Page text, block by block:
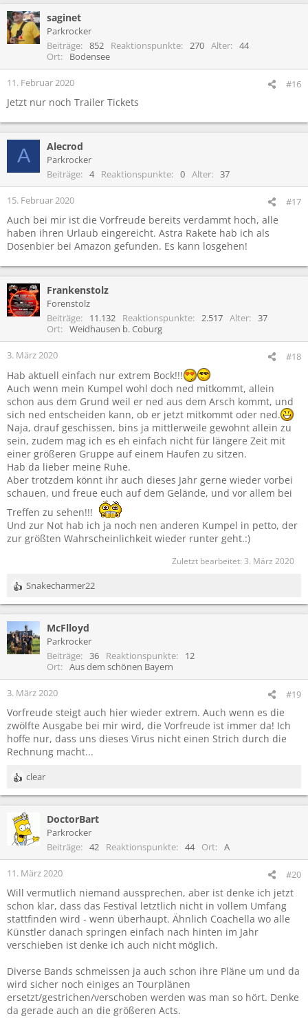
saginet
Parkrocker
Beiträge
852 Reaktionspunkte 270 Alter
44
Ort
Bodensee
11. Februar 2020 #16
Jetzt nur noch Trailer Tickets
A Alecrod
Parkrocker
Beiträge
4 Reaktionspunkte 0 Alter 37
15. Februar 2020 #17
Auch bei mir ist die Vorfreude bereits verdammt hoch, alle
haben ihren Urlaub eingereicht. Astra Rakete hab ich als
Dosenbier bei Amazon gefunden. Es kann losgehen!
Frankenstolz
Forenstolz
Beiträge
11.132 Reaktionspunkte 2.517 Alter
37
Ort
Weidhausen b. Coburg
3. März 2020 #18
Hab aktuell einfach nur extrem Bock!!!
Auch wenn mein Kumpel wohl doch ned mitkommt, allein
schon aus dem Grund weil er ned aus dem Arsch kommt, und
sich ned entscheiden kann, ob er jetzt mitkommt oder ned.
Naja, drauf geschissen, bins ja mittlerweile gewohnt allein zu
sein, zudem mag ich es eh einfach nicht für längere Zeit mit
einer größeren Gruppe auf einem Haufen zu sitzen.
Hab da lieber meine Ruhe.
Aber trotzdem könnt ihr auch dieses Jahr gerne wieder vorbei
schauen, und freue euch auf dem Gelände, und vor allem bei
Treffen zu sehen!!!
Und zur Not hab ich ja noch nen anderen Kumpel in petto, der
zur größten Wahrscheinlichkeit wieder runter geht.:)
Zuletzt bearbeitet: 3. März 2020
R
e
k
t
i
n
:
Snakecharmer22
McFlloyd
Parkrocker
Beiträge
36 Reaktionspunkte
12
Ort
Aus dem schönen Bayern
3. März 2020 #19
Vorfreude steigt auch hier wieder extrem. Auch wenn es die
zwölfte Ausgabe bei mir wird, die Vorfreude ist immer da! Ich
hoffe nur, dass uns dieses Virus nicht einen Strich durch die
Rechnung macht...
R
e
k
t
i
n
n
:
clear
DoctorBart
Parkrocker
Beiträge
42 Reaktionspunkte 44 Ort A
11. März 2020 #20
Will vermutlich niemand aussprechen, aber ist denke ich jetzt
schon klar, dass das Festival letztlich nicht in vollem Umfang
stattfinden wird - wenn überhaupt. Ähnlich Coachella wo alle
Künstler danach springen einfach nach hinten im Jahr
verschieben ist denke ich auch nicht möglich.
Diverse Bands schmeissen ja auch schon ihre Pläne um und da
wird sicher noch einiges an Tourplänen
ersetzt/gestrichen/verschoben werden was man so hört. Denke
da gerade auch an die größeren Acts.